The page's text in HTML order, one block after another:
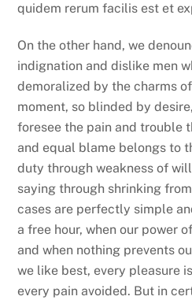
quidem rerum facilis est et
On the other hand, we
indignation and dislike men
demoralized by the charms
moment, so blinded by
foresee the pain and trouble
and equal blame belongs to
duty through weakness of
saying through shrinking
cases are perfectly simple
a free hour, when our power
and when nothing prevents
we like best, every pleasure
every pain avoided. But in